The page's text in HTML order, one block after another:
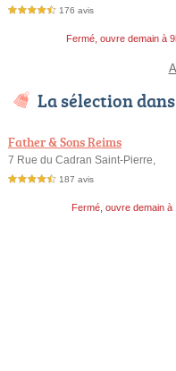
4,5 étoiles sur 5 176 avis
Fermé, ouvre demain à
La sélection
Father & Sons Reims
7 Rue du Cadran Saint-Pierre,
4,5 étoiles sur 5 187 avis
Fermé, ouvre demain à